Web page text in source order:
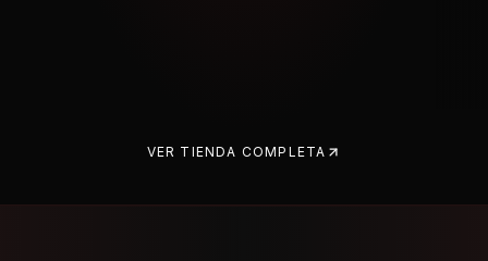
VER TIENDA COMPLETA